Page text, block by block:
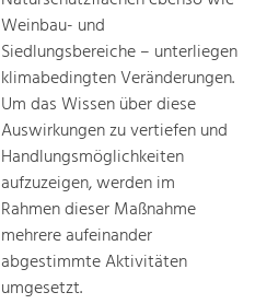
Weinbau- und
Siedlungsbereiche – unterliegen
klimabedingten Veränderungen.
Um das Wissen über diese
Auswirkungen zu vertiefen und
Handlungsmöglichkeiten
aufzuzeigen, werden im
Rahmen dieser Maßnahme
mehrere aufeinander
abgestimmte Aktivitäten
umgesetzt.